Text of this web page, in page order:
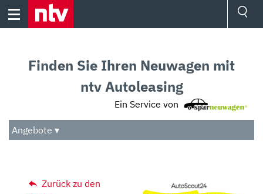
Skip
Audio
Das Beste
Finden Sie Ihren Neuwagen mit
ntv Autoleasing
Ein Service von
Angebote ▾
Zurück zu den